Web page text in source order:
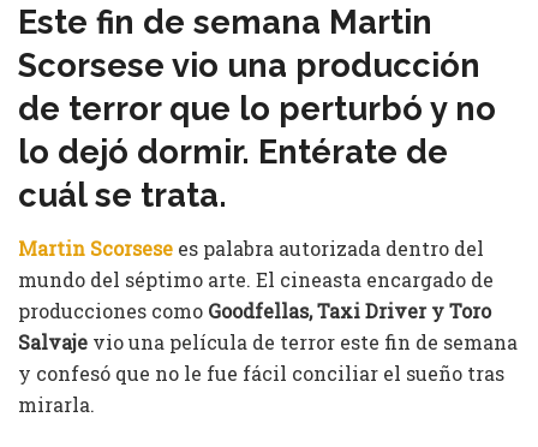
Este fin de semana Martin
Scorsese vio una producción
de terror que lo perturbó y no
lo dejó dormir. Entérate de
cuál se trata.
Martin Scorsese es palabra autorizada dentro del
mundo del séptimo arte. El cineasta encargado de
producciones como Goodfellas, Taxi Driver y Toro
Salvaje vio una película de terror este fin de semana
y confesó que no le fue fácil conciliar el sueño tras
mirarla.